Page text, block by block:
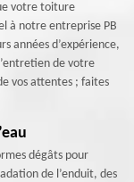
votre toiture
à notre entreprise PB
années d’expérience,
de votre
vos attentes ; faites
dégâts pour
de l’enduit, des